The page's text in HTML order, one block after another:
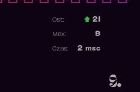
9.
Ost.: 21
9
Max:
2 msc
Czas: